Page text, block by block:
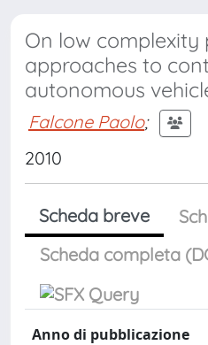
On low complexity
approaches to
autonomous
Falcone Paolo;
2010
Scheda breve
Scheda completa
Anno di pubblicazione